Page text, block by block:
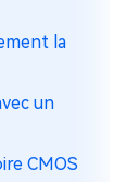
la
un
CMOS